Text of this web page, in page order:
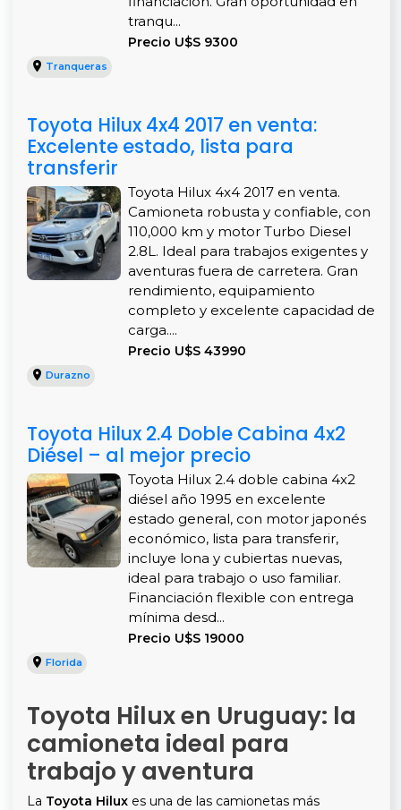
tranqu...
Precio U$S 9300
Tranqueras
Toyota Hilux 4x4 2017 en venta:
Excelente estado, lista para
transferir
Toyota Hilux 4x4 2017 en venta.
Camioneta robusta y confiable, con
110,000 km y motor Turbo Diesel
2.8L. Ideal para trabajos exigentes y
aventuras fuera de carretera. Gran
rendimiento, equipamiento
completo y excelente capacidad de
carga....
Precio U$S 43990
Durazno
Toyota Hilux 2.4 Doble Cabina 4x2
Diésel – al mejor precio
Toyota Hilux 2.4 doble cabina 4x2
diésel año 1995 en excelente
estado general, con motor japonés
económico, lista para transferir,
incluye lona y cubiertas nuevas,
ideal para trabajo o uso familiar.
Financiación flexible con entrega
mínima desd...
Precio U$S 19000
Florida
Toyota Hilux en Uruguay: la
camioneta ideal para
trabajo y aventura
La Toyota Hiluxes una de las camionetas más